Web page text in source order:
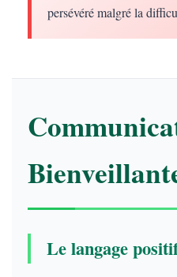
persévéré malgré la
Le langage